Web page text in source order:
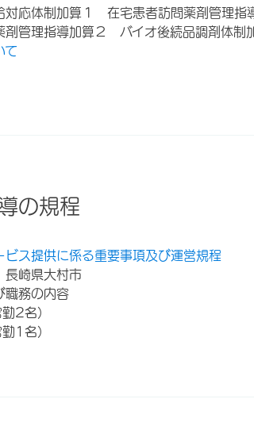
対応体制加算１ 在宅患者訪問薬剤管理
管理指導加算２ バイオ後続品調剤体
て
の規程
ビス提供に係る重要事項及び運営規程
長崎県大村市
職務の内容
2名）
1名）